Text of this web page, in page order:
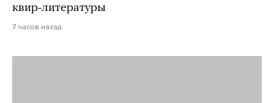
квир-литературы
7 часов назад